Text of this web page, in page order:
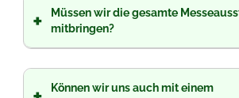
Müssen wir die gesamte
mitbringen?
+
Können wir uns auch mit einem